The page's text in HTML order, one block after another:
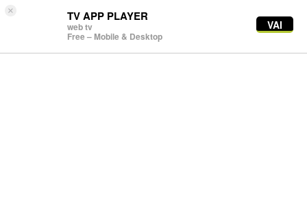
× TV APP PLAYER
web tv
Free – Mobile & Desktop
VAI